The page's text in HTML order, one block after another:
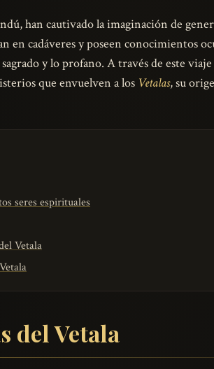
han cautivado la imaginación de
en cadáveres y poseen conocimientos
y lo profano. A través de este
que envuelven a los Vetalas, su
seres espirituales
Vetala
del Vetala